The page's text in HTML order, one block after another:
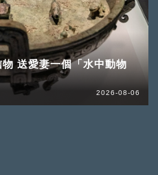
送愛妻一個「水中動物
2026-08-06